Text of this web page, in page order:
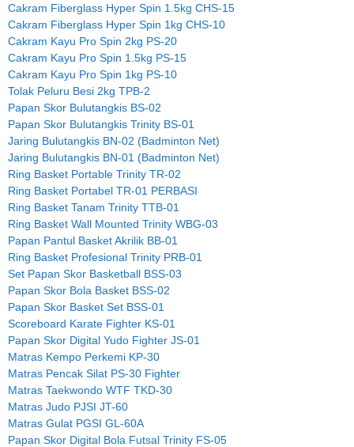
Cakram Fiberglass Hyper Spin 1.5kg CHS-15
Cakram Fiberglass Hyper Spin 1kg CHS-10
Cakram Kayu Pro Spin 2kg PS-20
Cakram Kayu Pro Spin 1.5kg PS-15
Cakram Kayu Pro Spin 1kg PS-10
Tolak Peluru Besi 2kg TPB-2
Papan Skor Bulutangkis BS-02
Papan Skor Bulutangkis Trinity BS-01
Jaring Bulutangkis BN-02 (Badminton Net)
Jaring Bulutangkis BN-01 (Badminton Net)
Ring Basket Portable Trinity TR-02
Ring Basket Portabel TR-01 PERBASI
Ring Basket Tanam Trinity TTB-01
Ring Basket Wall Mounted Trinity WBG-03
Papan Pantul Basket Akrilik BB-01
Ring Basket Profesional Trinity PRB-01
Set Papan Skor Basketball BSS-03
Papan Skor Bola Basket BSS-02
Papan Skor Basket Set BSS-01
Scoreboard Karate Fighter KS-01
Papan Skor Digital Yudo Fighter JS-01
Matras Kempo Perkemi KP-30
Matras Pencak Silat PS-30 Fighter
Matras Taekwondo WTF TKD-30
Matras Judo PJSI JT-60
Matras Gulat PGSI GL-60A
Papan Skor Digital Bola Futsal Trinity FS-05